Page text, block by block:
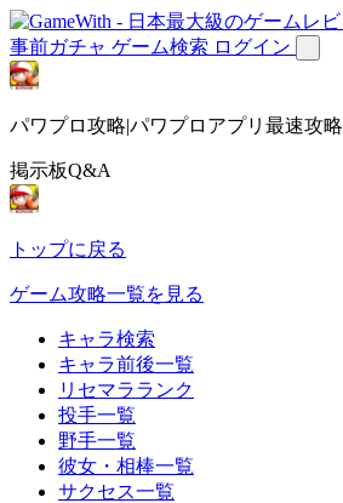
事前ガチャ ゲーム検索 ログイン
パワプロ攻略|パワプロアプリ最速攻略
掲示板Q&A
トップに戻る
ゲーム攻略一覧を見る
キャラ検索
キャラ前後一覧
リセマラランク
投手一覧
野手一覧
彼女・相棒一覧
サクセス一覧